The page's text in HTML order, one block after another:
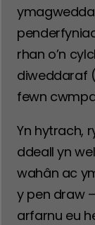
rhan o’n
diweddaraf
fewn
Yn hytrach,
ddeall yn
wahân ac
y pen draw
arfarnu eu